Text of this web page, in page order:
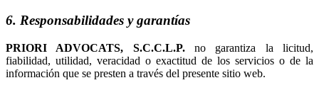
6. Responsabilidades y garantías
no garantiza la licitud,
fiabilidad, utilidad, veracidad o exactitud de los servicios o de la
información que se presten a través del presente sitio web.